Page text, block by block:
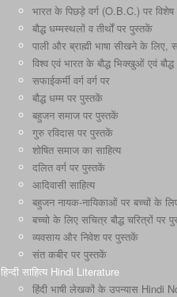
भारत के पिछड़े वर्ग (O.B.C.) पर
बौद्ध धम्मस्थलों व तीर्थों पर पुस्तकें
पाली और ब्राह्मी भाषा सीखने के
विश्व एवं भारत के बौद्ध भिक्खुओं एवं
सफाईकर्मी वर्ग वर्ग पर
बौद्ध धम्म पर पुस्तकें
बहुजन समाज पर पुस्तकें
गुरु रविदास पर पुस्तकें
शोषित समाज का साहित्य
दलित वर्ग पर पुस्तकें
आदिवासी साहित्य
बहुजन नायक-नायिकाओं पर बच्चों के
बच्चो के लिए सचित्र बौद्ध चरित्रों पर
व्यवसाय और निवेश पर पुस्तकें
संत कबीर पर पुस्तकें
हिन्दी साहित्य Hindi Literature
हिंदी भाषी लेखकों के उपन्यास Hindi